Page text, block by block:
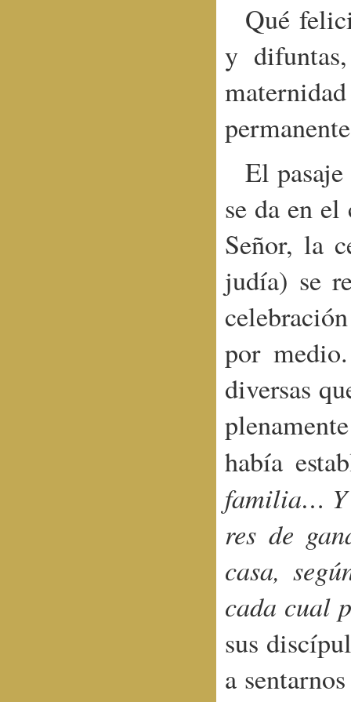
Qué
y
El
se da en
Señor, la
judía) se
por
diversas
había
familia… Y
res de
casa,
cada cual
sus
a